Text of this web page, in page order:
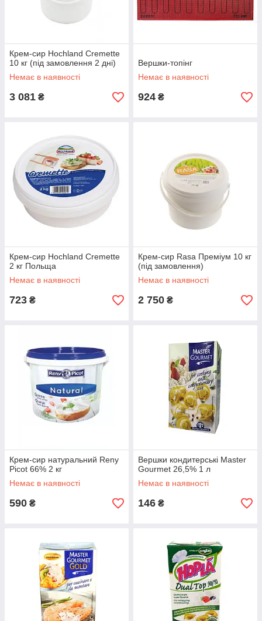
Крем-сир Hochland Cremette
10 кг (під замовлення 2 дні)
Немає в наявності
3 081 ₴
Вершки-топінг
Немає в наявності
924 ₴
Крем-сир Hochland Cremette
2 кг Польща
Немає в наявності
723 ₴
Крем-сир Rasa Преміум 10 кг
(під замовлення)
Немає в наявності
2 750 ₴
Крем-сир натуральний Reny
Picot 66% 2 кг
Немає в наявності
590 ₴
Вершки кондитерські Master
Gourmet 26,5% 1 л
Немає в наявності
146 ₴